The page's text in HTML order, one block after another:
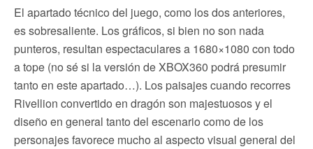
El apartado técnico del juego, como los dos anteriores,
es sobresaliente. Los gráficos, si bien no son nada
punteros, resultan espectaculares a 1680×1080 con todo
a tope (no sé si la versión de XBOX360 podrá presumir
tanto en este apartado…). Los paisajes cuando recorres
Rivellion convertido en dragón son majestuosos y el
diseño en general tanto del escenario como de los
personajes favorece mucho al aspecto visual general del